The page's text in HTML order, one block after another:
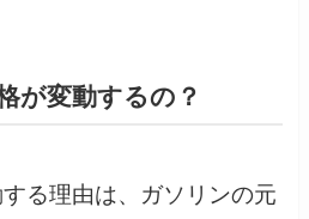
が変動するの？
る理由は、ガソリンの元